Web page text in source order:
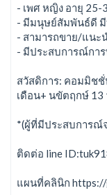
- เพศ หญิง อายุ 25-
- มีมนุษย์สัมพันธ์ดี
- สามารถขาย/แนะ
- มีประสบการณ์กา
สวัสดิการ: คอมมิชชั่
เดือน+ นขัตฤกษ์ 13
*(ผู้ที่มีประสบการณ์
ติดต่อ line
แผนที่คลินิก https://